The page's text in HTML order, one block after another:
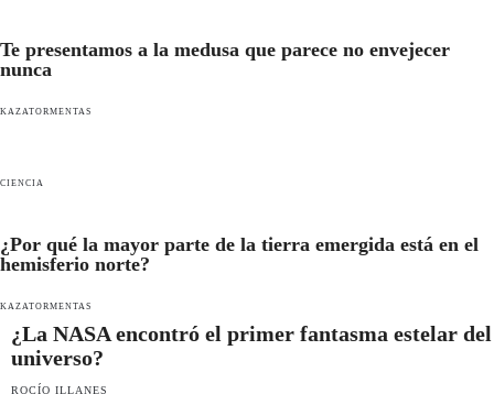
Te presentamos a la medusa que parece no envejecer
nunca
KAZATORMENTAS
CIENCIA
¿Por qué la mayor parte de la tierra emergida está en el
hemisferio norte?
KAZATORMENTAS
¿La NASA encontró el primer fantasma estelar del
universo?
ROCÍO ILLANES